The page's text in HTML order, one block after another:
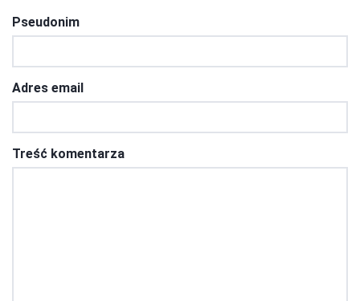
Pseudonim
Adres email
Treść komentarza